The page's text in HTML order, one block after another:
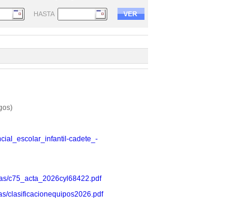
HASTA
cadete_-
c75_acta_2026cyl68422.pdf
clasificacionequipos2026.pdf